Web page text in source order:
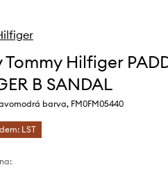
Hilfiger
B SANDAL
barva, FM0FM05440
LST